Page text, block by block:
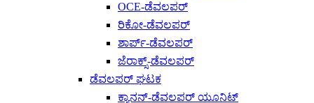
OCE-ಡೆವಲಪರ್
ರಿಕೋ-ಡೆವಲಪರ್
ಶಾರ್ಪ್-ಡೆವಲಪರ್
ಜೆರಾಕ್ಸ್-ಡೆವಲಪರ್
ಡೆವಲಪರ್ ಘಟಕ
ಕ್ಯಾನನ್-ಡೆವಲಪರ್ ಯೂನಿಟ್